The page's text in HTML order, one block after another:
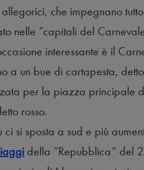
che impegnano tutto
nelle “capitali del
interessante è il
a un bue di cartapesta,
per la piazza principale
rosso.
ci si sposta a sud e più
della “Repubblica” del